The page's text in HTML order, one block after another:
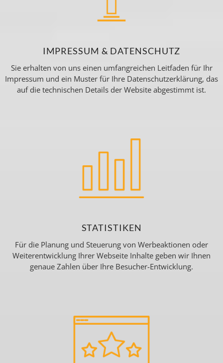
IMPRESSUM & DATENSCHUTZ
Sie erhalten von uns einen umfangreichen Leitfaden für Ihr
Impressum und ein Muster für Ihre Datenschutzerklärung, das
auf die technischen Details der Website abgestimmt ist.
STATISTIKEN
Für die Planung und Steuerung von Werbeaktionen oder
Weiterentwicklung Ihrer Webseite Inhalte geben wir Ihnen
genaue Zahlen über Ihre Besucher-Entwicklung.